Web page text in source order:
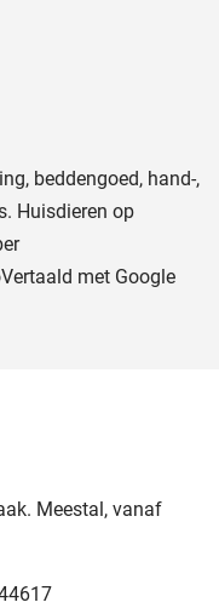
beddengoed, hand-,
Huisdieren op
met Google
Meestal, vanaf